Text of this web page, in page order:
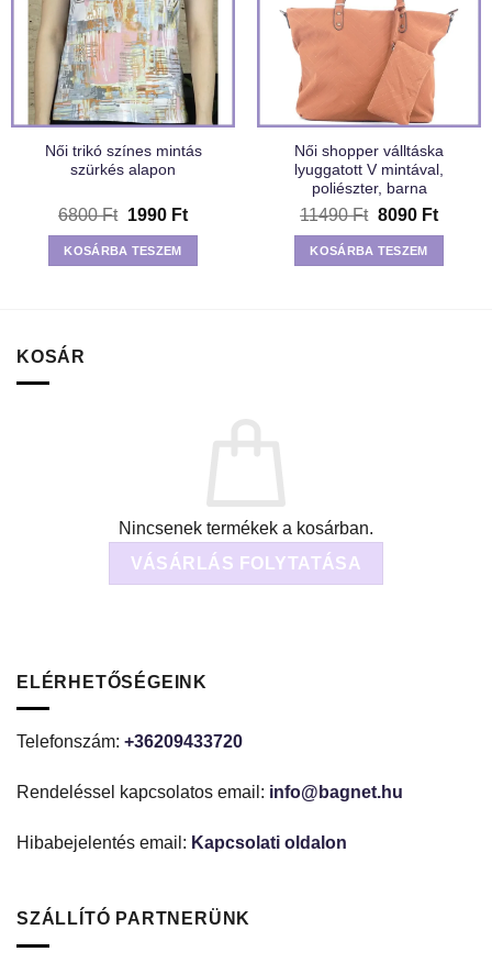
Női trikó színes mintás
szürkés alapon
6800Ft Original
price
was:
6800 Ft.
1990 FtCurrent
price
1990 Ft.
KOSÁRBA TESZEM
Női shopper válltáska
lyuggatott V mintával,
poliészter, barna
11490Ft Original
price
was:
11490 Ft.
8090 Ft
price
8090
KOSÁRBA TESZEM
KOSÁR
Nincsenek termékek a kosárban.
VÁSÁRLÁS FOLYTATÁSA
ELÉRHETŐSÉGEINK
Telefonszám: +36209433720
Rendeléssel kapcsolatos email: info@bagnet.hu
Hibabejelentés email: Kapcsolati oldalon
SZÁLLÍTÓ PARTNERÜNK